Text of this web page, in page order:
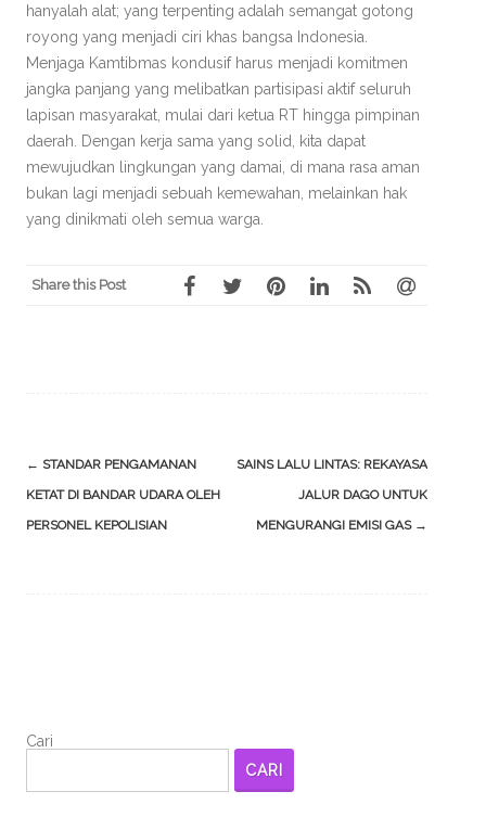
hanyalah alat; yang terpenting adalah semangat gotong
royong yang menjadi ciri khas bangsa Indonesia.
Menjaga Kamtibmas kondusif harus menjadi komitmen
jangka panjang yang melibatkan partisipasi aktif seluruh
lapisan masyarakat, mulai dari ketua RT hingga pimpinan
daerah. Dengan kerja sama yang solid, kita dapat
mewujudkan lingkungan yang damai, di mana rasa aman
bukan lagi menjadi sebuah kemewahan, melainkan hak
yang dinikmati oleh semua warga.
Share this Post
Post
navigation
← STANDAR PENGAMANAN
KETAT DI BANDAR UDARA OLEH
PERSONEL KEPOLISIAN
SAINS LALU LINTAS: REKAYASA
JALUR DAGO UNTUK
MENGURANGI EMISI GAS →
Cari
CARI